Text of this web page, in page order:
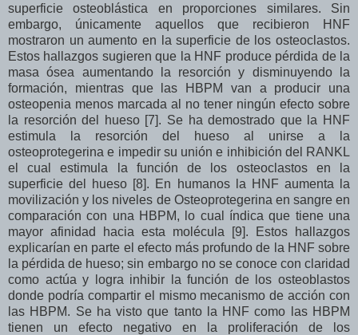
superficie osteoblástica en proporciones similares. Sin
embargo, únicamente aquellos que recibieron HNF
mostraron un aumento en la superficie de los osteoclastos.
Estos hallazgos sugieren que la HNF produce pérdida de la
masa ósea aumentando la resorción y disminuyendo la
formación, mientras que las HBPM van a producir una
osteopenia menos marcada al no tener ningún efecto sobre
la resorción del hueso [7]. Se ha demostrado que la HNF
estimula la resorción del hueso al unirse a la
osteoprotegerina e impedir su unión e inhibición del RANKL
el cual estimula la función de los osteoclastos en la
superficie del hueso [8]. En humanos la HNF aumenta la
movilización y los niveles de Osteoprotegerina en sangre en
comparación con una HBPM, lo cual índica que tiene una
mayor afinidad hacia esta molécula [9]. Estos hallazgos
explicarían en parte el efecto más profundo de la HNF sobre
la pérdida de hueso; sin embargo no se conoce con claridad
como actúa y logra inhibir la función de los osteoblastos
donde podría compartir el mismo mecanismo de acción con
las HBPM. Se ha visto que tanto la HNF como las HBPM
tienen un efecto negativo en la proliferación de los